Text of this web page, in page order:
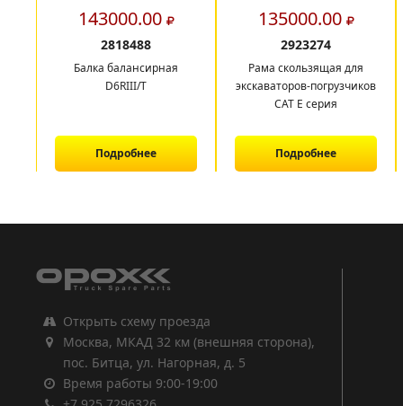
143000.00
2818488
Балка балансирная
D6RIII/T
Подробнее
135000.00
2923274
Рама скользящая для
экскаваторов-погрузчиков
CAT E серия
Подробнее
Открыть схему проезда
Москва, МКАД 32 км (внешняя сторона),
пос. Битца, ул. Нагорная, д. 5
Время работы 9:00-19:00